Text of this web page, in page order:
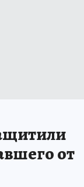
от